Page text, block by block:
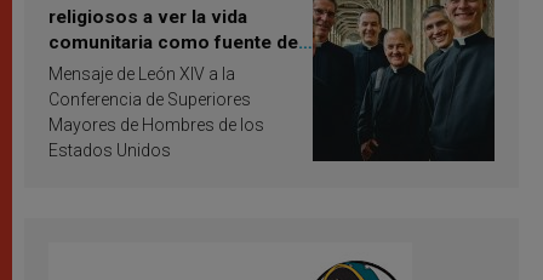
religiosos a ver la vida
comunitaria como fuente de
inspiración y santificación
Mensaje de León XIV a la
Conferencia de Superiores
Mayores de Hombres de los
Estados Unidos